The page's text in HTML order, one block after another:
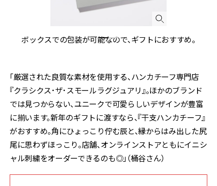
ボックスでの包装が可能なので、ギフトにおすすめ。
「厳選された良質な素材を使用する、ハンカチーフ専門店
『クラシクス･ザ･スモールラグジュアリ』。ほかのブランド
では見つからない、ユニークで可愛らしいデザインが豊富
に揃います。新年のギフトに渡すなら、『干支ハンカチーフ』
がおすすめ。角にひょっこり佇む辰と、縁からはみ出した尻
尾に思わずほっこり。店舗、オンラインストアともにイニシ
ャル刺繍をオーダーできるのも◎」（桶谷さん）